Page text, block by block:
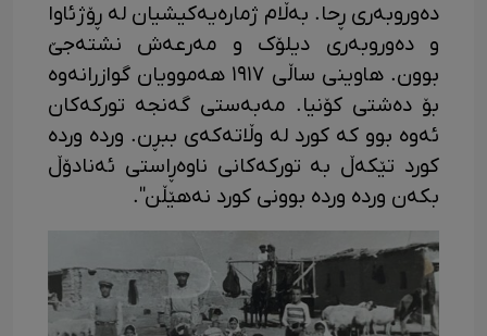
دەوروبەری ڕحا. بەڵام ژمارەیەکیشیان لە ڕۆژئاوا
و دەوروبەری دیلۆک و مەرعەش نشتەجێ
بوون. هاوینی ساڵی ١٩١٧ هەموویان گوازرانەوە
بۆ دەشتی کۆنیا. مەبەستی گەنجە تورکەکان
ئەوە بوو کە کورد لە وڵاتەکەی ببڕن. وردە وردە
کورد تێکەڵ بە تورکەکانی ناوەڕاستی ئەنادۆڵ
بکەن وردە وردە بوونی کورد نەهێڵن''.